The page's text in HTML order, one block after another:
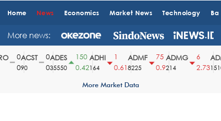
Home News Economics Market News Technology
More news:
ACST
90
ADES
35550
150
0.42
ADHI
164
0.61
ADMF
8225
75
0.9
ADMG
214
2.731510
More Market Data